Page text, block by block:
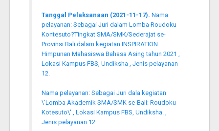
Tanggal Pelaksanaan (2021-11-17). Nama
pelayanan: Sebagai Juri dalam Lomba Roudoku
Kontesuto?Tingkat SMA/SMK/Sederajat se-
Provinsi Bali dalam kegiatan INSPIRATION
Himpunan Mahasiswa Bahasa Asing tahun 2021 ,
Lokasi Kampus FBS, Undiksha , Jenis pelayanan
12.
Nama pelayanan: Sebagai Juri dala kegiatan
\'Lomba Akademik SMA/SMK se-Bali: Roudoku
Kotesuto\' , Lokasi Kampus FBS, Undiksha. ,
Jenis pelayanan 12.